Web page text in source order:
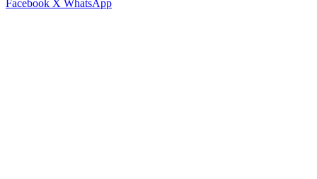
Facebook X WhatsApp